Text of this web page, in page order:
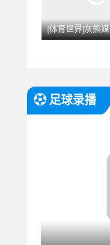
足球录播